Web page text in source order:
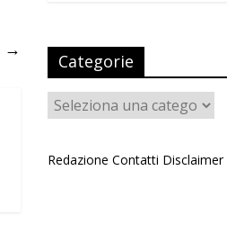
→
Categorie
Categorie
Redazione Contatti Disclaimer